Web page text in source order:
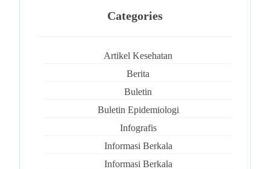
Categories
Artikel Kesehatan
Berita
Buletin
Buletin Epidemiologi
Infografis
Informasi Berkala
Informasi Berkala